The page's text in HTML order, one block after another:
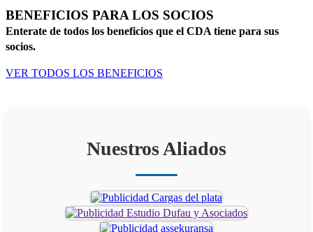
BENEFICIOS PARA LOS SOCIOS
Enterate de todos los beneficios que el CDA tiene para sus
socios.
VER TODOS LOS BENEFICIOS
Nuestros Aliados